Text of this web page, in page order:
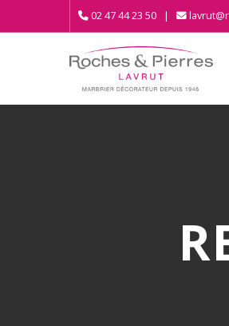
02 47 44 23 50 |